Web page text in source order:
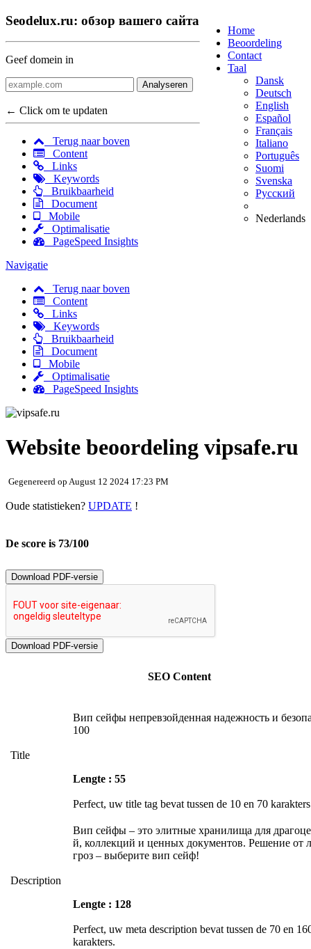
Home
Beoordeling
Contact
Taal
Dansk
Deutsch
English
Español
Français
Italiano
Português
Suomi
Svenska
Русский
Nederlands
Seodelux.ru: обзор вашего сайта
Geef domein in
Analyseren
← Click om te updaten
Terug naar boven
Content
Links
Keywords
Bruikbaarheid
Document
Mobile
Optimalisatie
PageSpeed Insights
Navigatie
Terug naar boven
Content
Links
Keywords
Bruikbaarheid
Document
Mobile
Optimalisatie
PageSpeed Insights
Website beoordeling vipsafe.ru
Gegenereerd op August 12 2024 17:23 PM
Oude statistieken? UPDATE !
De score is 73/100
Download PDF-versie
SEO Content
Title
Вип сейфы непревзойденная надежность и
100
Lengte : 55
Perfect, uw title tag bevat tussen de 10 en 70
Description
Вип сейфы – это элитные хранилища для
й, коллекций и ценных документов. Решение от
гроз – выберите вип сейф!
Lengte : 128
Perfect, uw meta description bevat tussen de 70 en
karakters.